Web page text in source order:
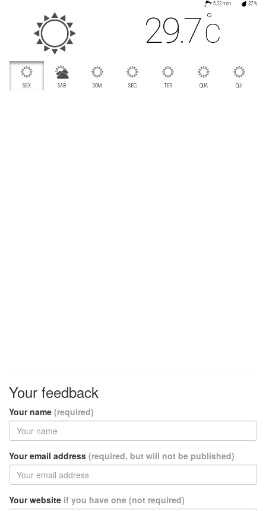
5.22 mm
37 %
29.7 °
C
SEX SAB DOM SEG TER QUA QUI
Your feedback
Your name (required)
Your email address (required, but will not be published)
Your website if you have one (not required)